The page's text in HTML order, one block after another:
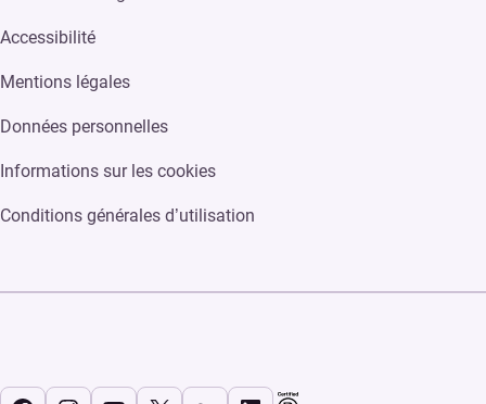
Accessibilité
Mentions légales
Données personnelles
Informations sur les cookies
Conditions générales d’utilisation